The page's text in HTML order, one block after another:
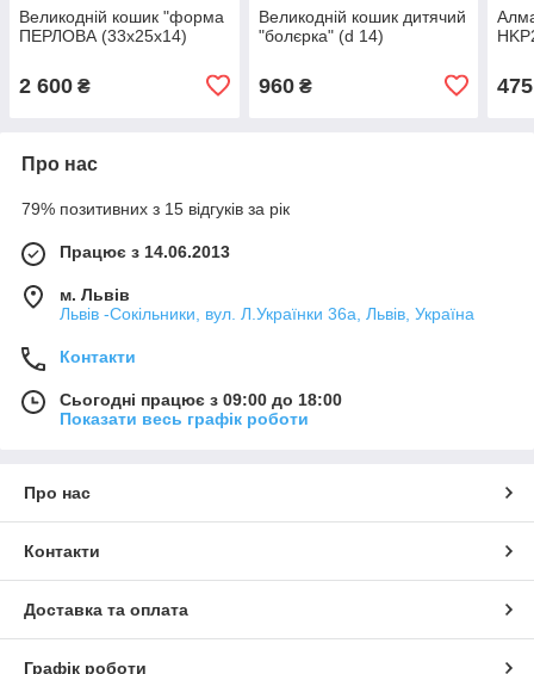
Великодній кошик "форма
ПЕРЛОВА (33х25х14)
2 600 ₴
Великодній кошик дитячий
"болєрка" (d 14)
960₴ 475
Про нас
79% позитивних з 15 відгуків за рік
Працює з 14.06.2013
м. Львів
Львів -Сокільники, вул. Л.Українки 36а, Львів, Україна
Контакти
Сьогодні працює з 09:00 до 18:00
Показати весь графік роботи
Про нас
Контакти
Доставка та оплата
Графік роботи